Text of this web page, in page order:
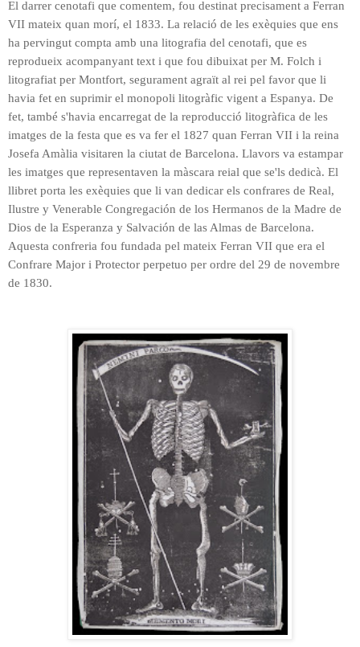
El darrer cenotafi que comentem, fou destinat precisament a Ferran
VII mateix quan morí, el 1833. La relació de les exèquies que ens
ha pervingut compta amb una litografia del cenotafi, que es
reprodueix acompanyant text i que fou dibuixat per M. Folch i
litografiat per Montfort, segurament agraït al rei pel favor que li
havia fet en suprimir el monopoli litogràfic vigent a Espanya. De
fet, també s'havia encarregat de la reproducció litogràfica de les
imatges de la festa que es va fer el 1827 quan Ferran VII i la reina
Josefa Amàlia visitaren la ciutat de Barcelona. Llavors va estampar
les imatges que representaven la màscara reial que se'ls dedicà. El
llibret porta les exèquies que li van dedicar els confrares de Real,
Ilustre y Venerable Congregación de los Hermanos de la Madre de
Dios de la Esperanza y Salvación de las Almas de Barcelona.
Aquesta confreria fou fundada pel mateix Ferran VII que era el
Confrare Major i Protector perpetuo per ordre del 29 de novembre
de 1830.